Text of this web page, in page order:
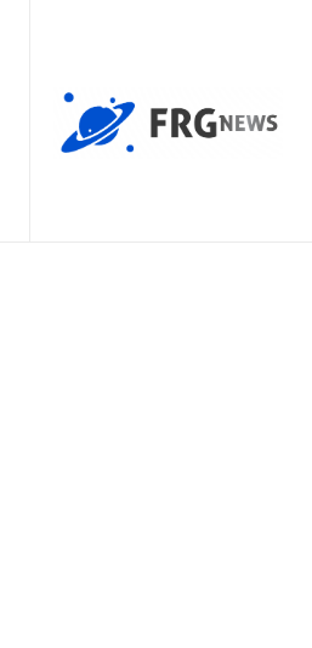
ΔΩΡΕΑΝ ΚΑΤΑΧΩΡΗΣΗ